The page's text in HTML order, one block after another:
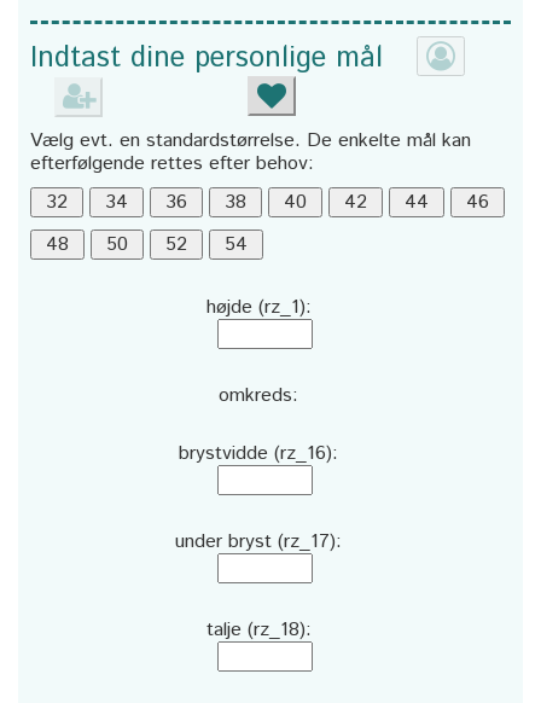
Indtast dine personlige mål
Vælg evt. en standardstørrelse. De enkelte mål kan
efterfølgende rettes efter behov:
højde (rz_1):
omkreds:
brystvidde (rz_16):
under bryst (rz_17):
talje (rz_18):